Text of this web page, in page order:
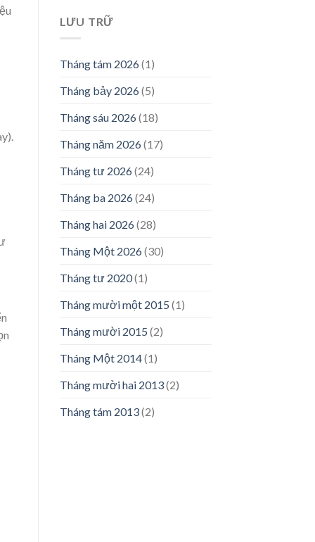
LƯU TRỮ
Tháng tám 2026(1)
Tháng bảy 2026(5)
Tháng sáu 2026(18)
Tháng năm 2026(17)
Tháng tư 2026(24)
Tháng ba 2026(24)
Tháng hai 2026(28)
Tháng Một 2026(30)
Tháng tư 2020(1)
Tháng mười một 2015 (1)
Tháng mười 2015 (2)
Tháng Một 2014(1)
Tháng mười hai 2013(2)
Tháng tám 2013(2)